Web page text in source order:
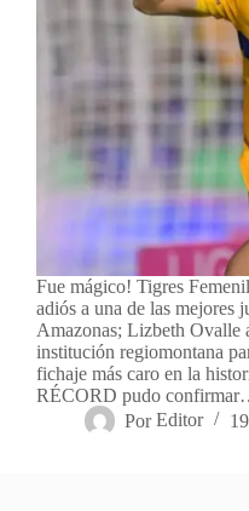
Fue mágico! Tigres
adiós a una de las mejores
Amazonas; Lizbeth Ovalle
institución regiomontana
fichaje más caro en la
RÉCORD pudo
Por Editor